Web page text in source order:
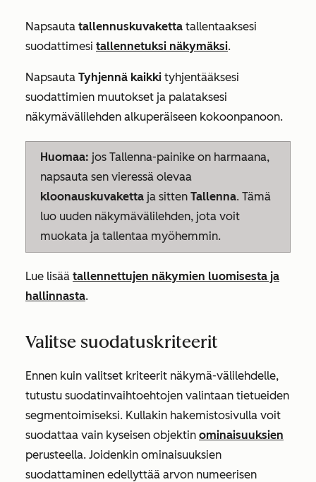
Napsauta tallennuskuvaketta tallentaaksesi
suodattimesi tallennetuksi näkymäksi.
Napsauta Tyhjennä kaikki tyhjentääksesi
suodattimien muutokset ja palataksesi
näkymävälilehden alkuperäiseen kokoonpanoon.
Huomaa: jos Tallenna-painike on harmaana,
napsauta sen vieressä olevaa
kloonauskuvaketta ja sitten Tallenna. Tämä
luo uuden näkymävälilehden, jota voit
muokata ja tallentaa myöhemmin.
Lue lisää tallennettujen näkymien luomisesta ja
hallinnasta.
Valitse suodatuskriteerit
Ennen kuin valitset kriteerit näkymä-välilehdelle,
tutustu suodatinvaihtoehtojen valintaan tietueiden
segmentoimiseksi. Kullakin hakemistosivulla voit
suodattaa vain kyseisen objektin ominaisuuksien
perusteella. Joidenkin ominaisuuksien
suodattaminen edellyttää arvon numeerisen